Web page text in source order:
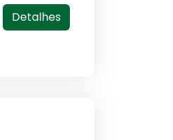
Detalhes